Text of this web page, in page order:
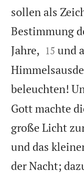
sollen als
Bestimmung
Jahre, 

15 und
beleuchten!
Gott machte
große Licht
und das
der Nacht;